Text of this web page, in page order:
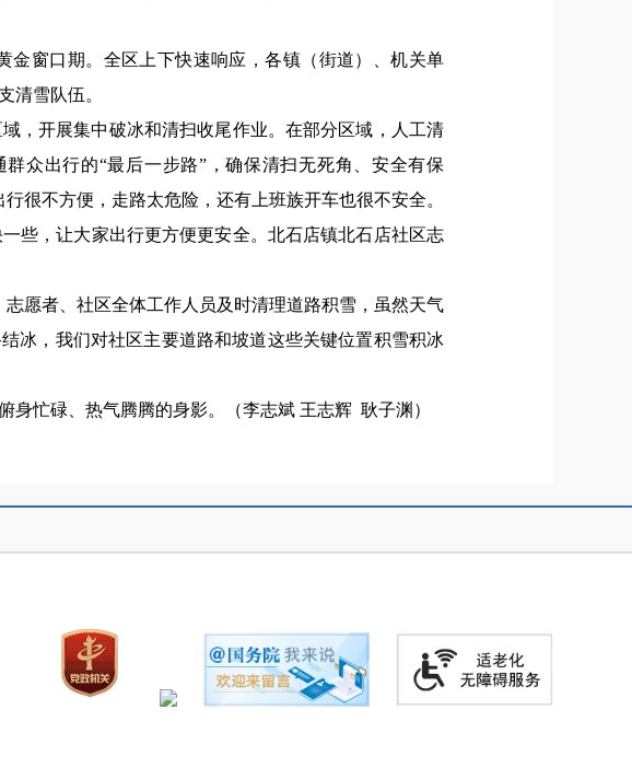
窗口期。全区上下快速响应，各镇（街道）、机关单
清雪队伍。
，开展集中破冰和清扫收尾作业。在部分区域，人工清
众出行的“最后一步路”，确保清扫无死角、安全有保
很不方便，走路太危险，还有上班族开车也很不安全。
些，让大家出行更方便更安全。北石店镇北石店社区志
愿者、社区全体工作人员及时清理道路积雪，虽然天气
冰，我们对社区主要道路和坡道这些关键位置积雪积冰
忙碌、热气腾腾的身影。（李志斌 王志辉 耿子渊）